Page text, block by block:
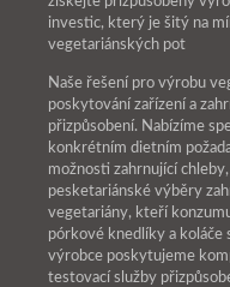
investic, který je šitý na
vegetariánských pot
Naše řešení pro výrobu
poskytování zařízení a
přizpůsobení. Nabízíme
konkrétním dietním
možnosti zahrnující
pesketariánské výběry
vegetariány, kteří
pórkové knedlíky a koláče
výrobce poskytujeme
testovací služby